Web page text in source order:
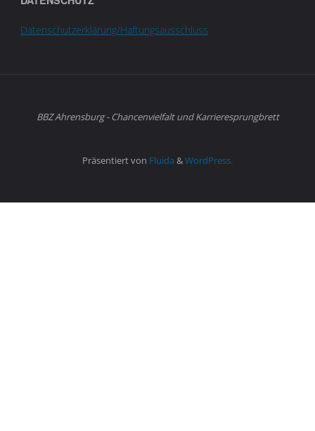
Datenschutzerklärung/Haftungsausschluss
BBZ Ahrensburg - Chancenvielfalt und Karrieresprungbrett
Präsentiert von Fluida &WordPress.